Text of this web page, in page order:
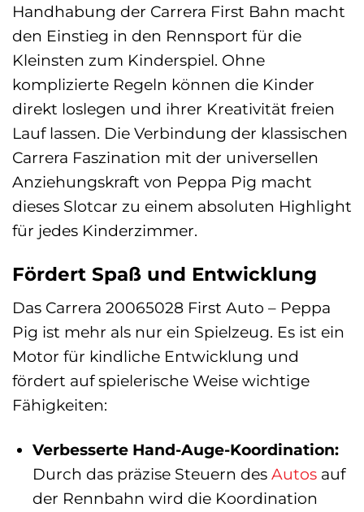
Handhabung der Carrera First Bahn macht
den Einstieg in den Rennsport für die
Kleinsten zum Kinderspiel. Ohne
komplizierte Regeln können die Kinder
direkt loslegen und ihrer Kreativität freien
Lauf lassen. Die Verbindung der klassischen
Carrera Faszination mit der universellen
Anziehungskraft von Peppa Pig macht
dieses Slotcar zu einem absoluten Highlight
für jedes Kinderzimmer.
Fördert Spaß und Entwicklung
Das Carrera 20065028 First Auto – Peppa
Pig ist mehr als nur ein Spielzeug. Es ist ein
Motor für kindliche Entwicklung und
fördert auf spielerische Weise wichtige
Fähigkeiten:
Verbesserte Hand-Auge-Koordination:
Durch das präzise Steuern des Autosauf
der Rennbahn wird die Koordination